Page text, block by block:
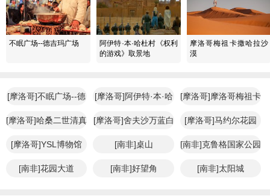
不眠广场--德吉玛广场
阿伊特·本·哈杜村《权利
的游戏》取景地
摩洛哥梅祖卡撒哈拉沙
漠
[摩洛哥]不眠广场--德
吉玛广场
[摩洛哥]阿伊特·本·哈
杜村
[摩洛哥]摩洛哥梅祖卡
[摩洛哥]哈桑二世清真
[摩洛哥]舍夫沙万蓝白
小镇
[摩洛哥]马约尔花园
[摩洛哥]YSL博物馆 [南非]桌山 [南非]克鲁格国家公园
[南非]花园大道 [南非]好望角 [南非]太阳城